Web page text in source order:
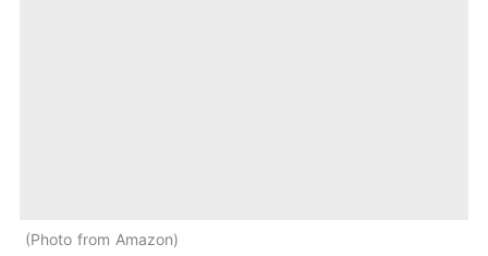
Photo from Amazon